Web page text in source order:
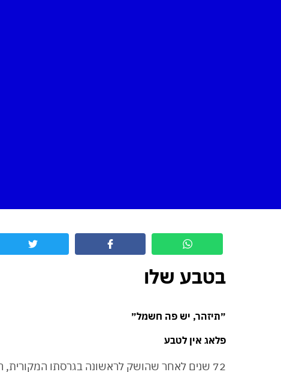
בטבע שלו
״תיזהר, יש פה חשמל״
פלאג אין לטבע
72 שנים לאחר שהושק לראשונה בגרסתו המקורית,